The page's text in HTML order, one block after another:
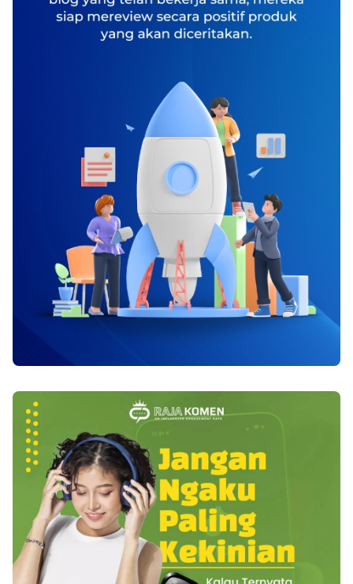
Meskipun tampak remeh, mengalami hidung
mampet sangat tak nyaman, kegiatan kerja juga
dapat terhalang karena itu. Sebab orang yang
badannya jadi kurang fit. Biasanya, hidung
mampet dikarenakan oleh peradangan didalam
rongga hidung yang dikarenakan oleh flu,
common cold, atau infeksi pada sinus.
Peradangan pada susunan rongga hidung bakal
mengakibatkan pembuluh darah jadi melebar
serta menyebabkan pembengkakan serta
timbullah hidung mampet. Tetapi kecuali hal
diatas, hidung mampet pun bisa dikarenakan
oleh keadaan yang lain seperti alergi, polip,
paparan zat kimia, iritasi asap atau debu,
sinusitis, ada benda asing didalam rongga
hidung, sekat hidung (septum) yang
menyimpang, serta ada tumor jinak dibagian
pun bisa karena sebab aspek hormonal,
hamil. Baca juga : 6 Macam Penyakit Paru-paru
yang Perlu Diwaspadai dan Dicegah Untuk
menyingkirkan hidung mampet, Anda bisa
memakai beberapa cara alami yang aman untuk
kesehatan serta dapat dibuktikan efisien untuk
menangani hidung mampet Upaya
menyingkirkan hidung mampet dengan
gampang serta cepat diantaranya ialah:
Keluarkan lendir/ingus Hidung mampet
umumnya dikarenakan lendir yang agak kental